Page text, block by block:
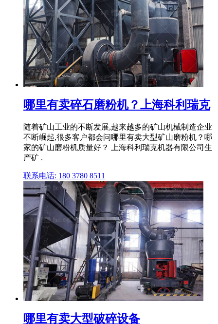
哪里有卖碎石磨粉机？上海科利瑞克
随着矿山工业的不断发展,越来越多的矿山机械制造企业
不断崛起,很多客户都会问哪里有卖大型矿山磨粉机？哪
家的矿山磨粉机质量好？ 上海科利瑞克机器有限公司生
产矿 .
联系电话: 180 3780 8511
哪里有卖大型破碎设备